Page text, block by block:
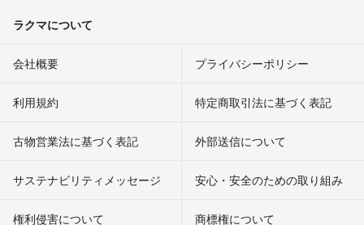
ラクマについて
会社概要 プライバシーポリシー
利用規約 特定商取引法に基づく表記
古物営業法に基づく表記 外部送信について
サステナビリティメッセージ 安心・安全のための取り組み
権利侵害について
商標権について